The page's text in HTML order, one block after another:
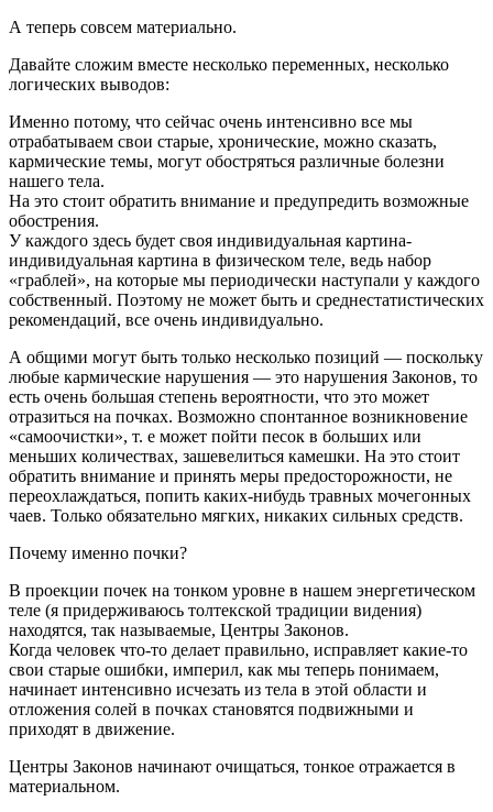
А теперь совсем материально.
Давайте сложим вместе несколько переменных, несколько
логических выводов:
Именно потому, что сейчас очень интенсивно все мы
отрабатываем свои старые, хронические, можно сказать,
кармические темы, могут обостряться различные болезни
нашего тела.
На это стоит обратить внимание и предупредить возможные
обострения.
У каждого здесь будет своя индивидуальная картина-
индивидуальная картина в физическом теле, ведь набор
«граблей», на которые мы периодически наступали у каждого
собственный. Поэтому не может быть и среднестатистических
рекомендаций, все очень индивидуально.
А общими могут быть только несколько позиций — поскольку
любые кармические нарушения — это нарушения Законов, то
есть очень большая степень вероятности, что это может
отразиться на почках. Возможно спонтанное возникновение
«самоочистки», т. е может пойти песок в больших или
меньших количествах, зашевелиться камешки. На это стоит
обратить внимание и принять меры предосторожности, не
переохлаждаться, попить каких-нибудь травных мочегонных
чаев. Только обязательно мягких, никаких сильных средств.
Почему именно почки?
В проекции почек на тонком уровне в нашем энергетическом
теле (я придерживаюсь толтекской традиции видения)
находятся, так называемые, Центры Законов.
Когда человек что-то делает правильно, исправляет какие-то
свои старые ошибки, империл, как мы теперь понимаем,
начинает интенсивно исчезать из тела в этой области и
отложения солей в почках становятся подвижными и
приходят в движение.
Центры Законов начинают очищаться, тонкое отражается в
материальном.